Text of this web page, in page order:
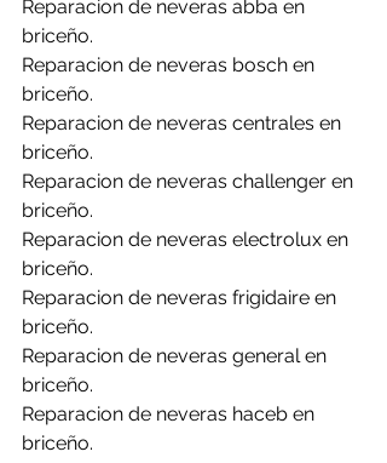
Reparacion de neveras abba en
briceño.
Reparacion de neveras bosch en
briceño.
Reparacion de neveras centrales en
briceño.
Reparacion de neveras challenger en
briceño.
Reparacion de neveras electrolux en
briceño.
Reparacion de neveras frigidaire en
briceño.
Reparacion de neveras general en
briceño.
Reparacion de neveras haceb en
briceño.